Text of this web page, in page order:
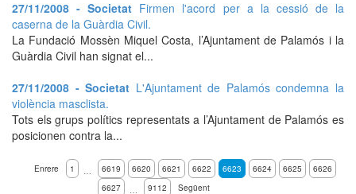
27/11/2008 - Societat Firmen l'acord per a la cessió de la
caserna de la Guàrdia Civil.
La Fundació Mossèn Miquel Costa, l’Ajuntament de Palamós i la
Guàrdia Civil han signat el...
27/11/2008 - Societat L'Ajuntament de Palamós condemna la
violència masclista.
Tots els grups polítics representats a l’Ajuntament de Palamós es
posicionen contra la...
Enrere 1 … 6619 6620 6621 6622 6623 6624 6625
6626
6627
… 9112 Següent